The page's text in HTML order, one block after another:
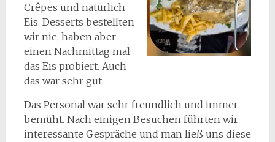
Crêpes und natürlich
Eis. Desserts bestellten
wir nie, haben aber
einen Nachmittag mal
das Eis probiert. Auch
das war sehr gut.
Das Personal war sehr freundlich und immer
bemüht. Nach einigen Besuchen führten wir
interessante Gespräche und man ließ uns diese